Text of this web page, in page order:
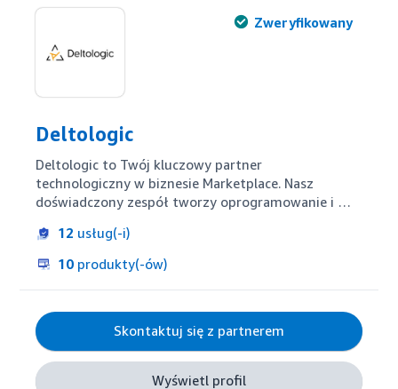
Zweryfikowany
Deltologic
Deltologic to Twój kluczowy partner
technologiczny w biznesie Marketplace. Nasz
doświadczony zespół tworzy oprogramowanie i
Agencji i Agregatorów. Oferujemy usługi takie jak
integracja danych marketplace, tworzenie aplikacje
internetowe, migracja z MWS do Selling Partner
API, ekstrakcja danych z marketplace dla analizy
rynku i śledzenia produktów, automatyzacja
procesów w celu oszczędności czasu oraz
indywidualne konsultacje techniczne, aby sprostać
Twoim potrzebom.
12 usług(-i)
10 produkty(-ów)
Skontaktuj się z partnerem
Wyświetl profil